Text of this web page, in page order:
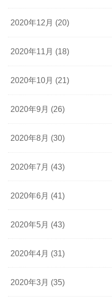
2020年12月 (20)
2020年11月 (18)
2020年10月 (21)
2020年9月 (26)
2020年8月 (30)
2020年7月 (43)
2020年6月 (41)
2020年5月 (43)
2020年4月 (31)
2020年3月 (35)